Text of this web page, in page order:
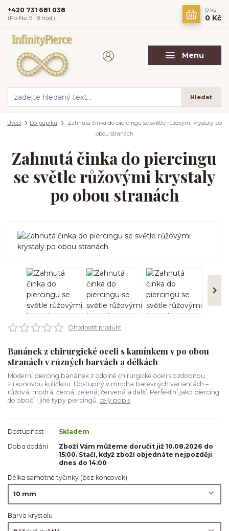
Menu
Hledat
+420 731 681 038
(Po-Ne, 9-18 hod.)
0 ks
0 Kč
Úvod Do pupíku
Zahnutá činka do piercingu se světle růžovými krystaly po
obou stranách
Zahnutá činka do piercingu
se světle růžovými krystaly
po obou stranách
Ohodnotit produkt
Banánek z chirurgické oceli s kamínkem v po obou
stranách v různých barvách a délkách
Moderní piercing banánek z odolné chirurgické oceli s ozdobnou
zirkonovou kuličkou. Dostupný v mnoha barevných variantách –
růžová, modrá, černá, zelená, červená a další. Perfektní jako piercing
do obočí i jiné typy piercingů. celý popis
Dostupnost
Skladem
Doba dodání
Zboží Vám můžeme doručit již 10.08.2026 do
15:00. Stačí, když zboží objednáte nejpozději
dnes do 14:00
Délka samotné tyčinky (bez koncovek)
Barva krystalu